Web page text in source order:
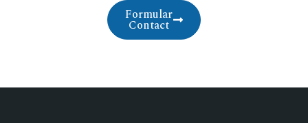
Formular
Contact